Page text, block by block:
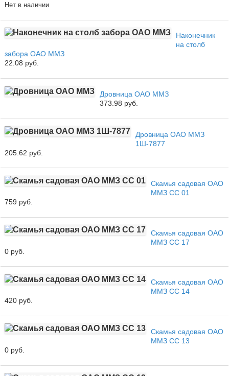
Нет в наличии
Наконечник
на столб
забора ОАО ММЗ
22.08 руб.
Дровница ОАО ММЗ
373.98 руб.
Дровница ОАО ММЗ
1Ш-7877
205.62 руб.
Скамья садовая ОАО
ММЗ СС 01
759 руб.
Скамья садовая ОАО
ММЗ СС 17
0 руб.
Скамья садовая ОАО
ММЗ СС 14
420 руб.
Скамья садовая ОАО
ММЗ СС 13
0 руб.